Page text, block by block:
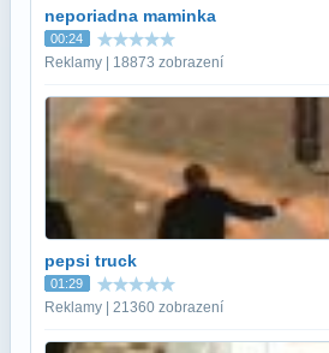
neporiadna maminka
00:24
Reklamy | 18873 zobrazení
pepsi truck
01:29
Reklamy | 21360 zobrazení